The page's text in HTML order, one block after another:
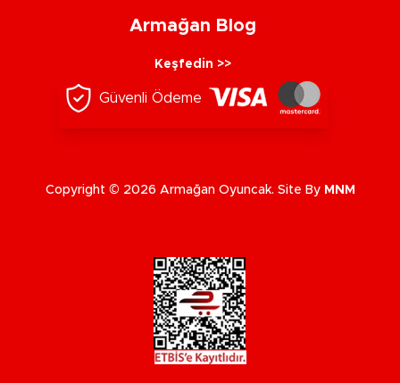
Armağan Blog
Keşfedin >>
Güvenli Ödeme
Copyright © 2026 Armağan Oyuncak. Site By MNM